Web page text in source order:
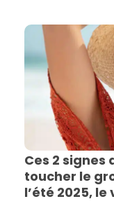
Ces 2
toucher le
l’été 2025,